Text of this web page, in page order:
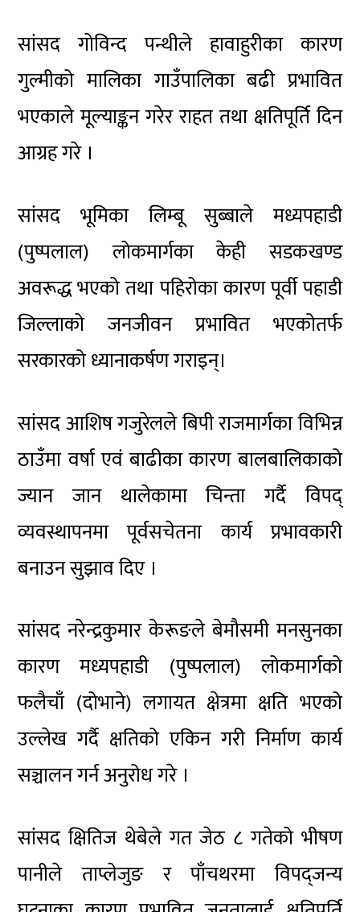
सांसद गोविन्द पन्थीले हावाहुरीका कारण
गुल्मीको मालिका गाउँपालिका बढी प्रभावित
भएकाले मूल्याङ्कन गरेर राहत तथा क्षतिपूर्ति दिन
आग्रह गरे ।
सांसद भूमिका लिम्बू सुब्बाले मध्यपहाडी
(पुष्पलाल) लोकमार्गका केही सडकखण्ड
अवरूद्ध भएको तथा पहिरोका कारण पूर्वी पहाडी
जिल्लाको जनजीवन प्रभावित भएकोतर्फ
सरकारको ध्यानाकर्षण गराइन्।
सांसद आशिष गजुरेलले बिपी राजमार्गका विभिन्न
ठाउँमा वर्षा एवं बाढीका कारण बालबालिकाको
ज्यान जान थालेकामा चिन्ता गर्दै विपद्
व्यवस्थापनमा पूर्वसचेतना कार्य प्रभावकारी
बनाउन सुझाव दिए ।
सांसद नरेन्द्रकुमार केरूङले बेमौसमी मनसुनका
कारण मध्यपहाडी (पुष्पलाल) लोकमार्गको
फलैचाँ (दोभाने) लगायत क्षेत्रमा क्षति भएको
उल्लेख गर्दै क्षतिको एकिन गरी निर्माण कार्य
सञ्चालन गर्न अनुरोध गरे ।
सांसद क्षितिज थेबेले गत जेठ ८ गतेको भीषण
पानीले ताप्लेजुङ र पाँचथरमा विपद्जन्य